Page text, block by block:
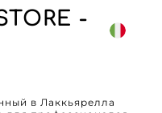
-
в Лаккьярелла